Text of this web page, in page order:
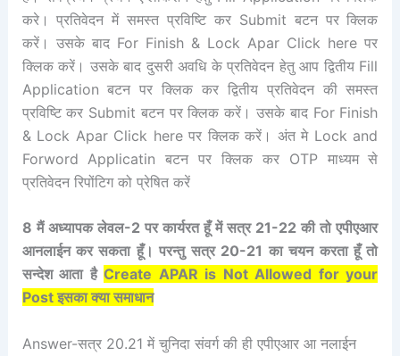
करे। प्रतिवेदन में समस्त प्रविष्टि कर Submit बटन पर क्लिक
करें। उसके बाद For Finish & Lock Apar Click here पर
क्लिक करें। उसके बाद दुसरी अवधि के प्रतिवेदन हेतु आप द्वितीय Fill
Application बटन पर क्लिक कर द्वितीय प्रतिवेदन की समस्त
प्रविष्टि कर Submit बटन पर क्लिक करें। उसके बाद For Finish
& Lock Apar Click here पर क्लिक करें। अंत मे Lock and
Forword Applicatin बटन पर क्लिक कर OTP माध्यम से
प्रतिवेदन रिपोंटिग को प्रेषित करें
8 मैं अध्यापक लेवल-2 पर कार्यरत हूँ में सत्र 21-22 की तो एपीएआर
आनलाईन कर सकता हूँ। परन्तु सत्र 20-21 का चयन करता हूँ तो
सन्देश आता है Create APAR is Not Allowed for your
Post इसका क्या समाधान
Answer-सत्र 20.21 में चुनिदा संवर्ग की ही एपीएआर आ नलाईन